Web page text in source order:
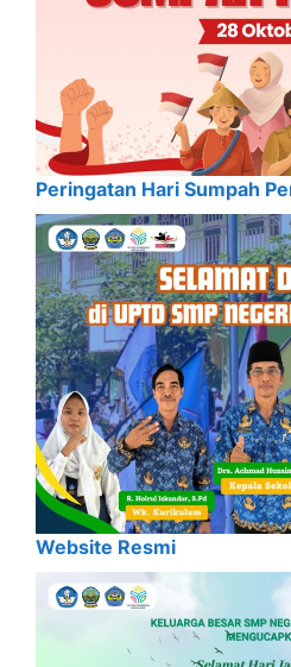
Peringatan Hari Sumpah
Website Resmi